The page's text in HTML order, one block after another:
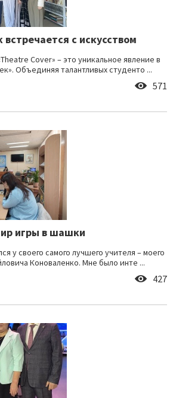
с искусством
Cover» – это уникальное явление в
Объединяя талантливых студенто ...
571
игры в шашки
у своего самого лучшего учителя – моего
Коноваленко. Мне было инте ...
427